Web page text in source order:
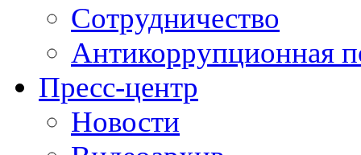
Сотрудничество
Антикоррупционная
Пресс-центр
Новости